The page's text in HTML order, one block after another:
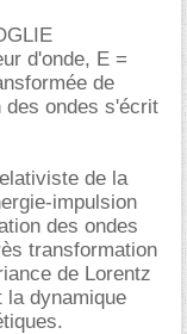
d'onde, E =
de
des ondes s'écrit
de la
impulsion
des ondes
transformation
de Lorentz
la dynamique